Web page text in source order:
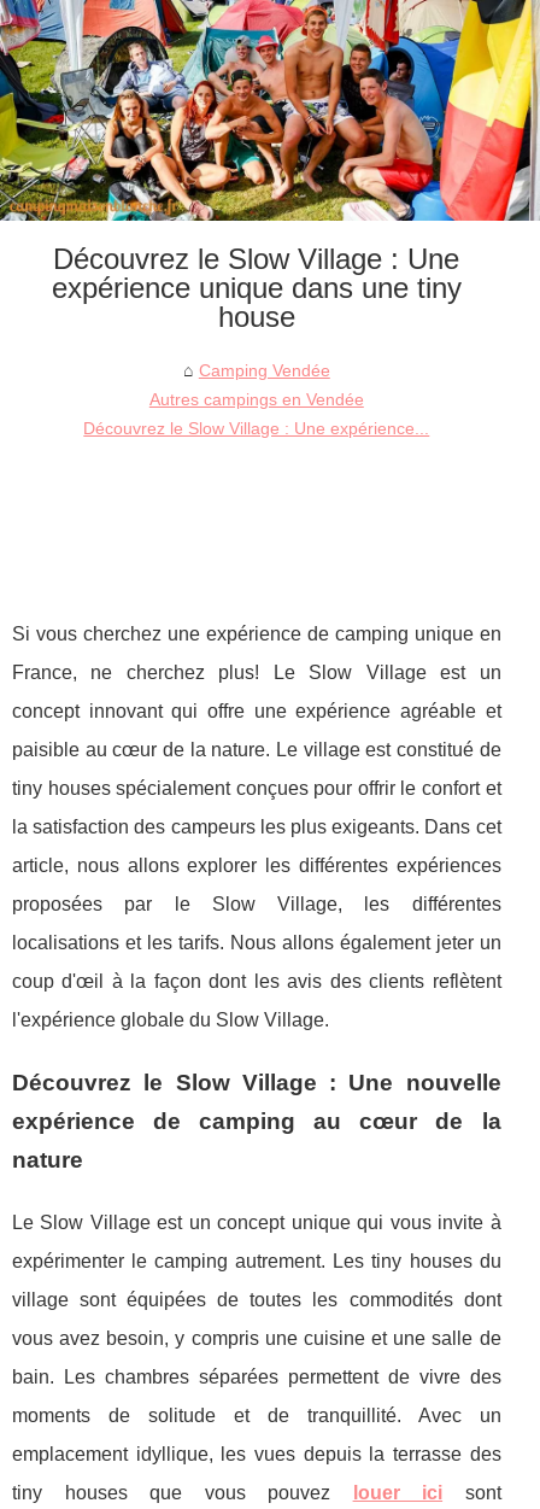
Découvrez le Slow Village : Une
expérience unique dans une tiny
house
Camping Vendée
Autres campings en Vendée
Découvrez le Slow Village : Une expérience...
Si vous cherchez une expérience de camping unique en
France, ne cherchez plus! Le Slow Village est un
concept innovant qui offre une expérience agréable et
paisible au cœur de la nature. Le village est constitué de
tiny houses spécialement conçues pour offrir le confort et
la satisfaction des campeurs les plus exigeants. Dans cet
article, nous allons explorer les différentes expériences
proposées par le Slow Village, les différentes
localisations et les tarifs. Nous allons également jeter un
coup d'œil à la façon dont les avis des clients reflètent
l'expérience globale du Slow Village.
Découvrez le Slow Village : Une nouvelle
expérience de camping au cœur de la
nature
Le Slow Village est un concept unique qui vous invite à
expérimenter le camping autrement. Les tiny houses du
village sont équipées de toutes les commodités dont
vous avez besoin, y compris une cuisine et une salle de
bain. Les chambres séparées permettent de vivre des
moments de solitude et de tranquillité. Avec un
emplacement idyllique, les vues depuis la terrasse des
tiny houses que vous pouvez
louer ici sont